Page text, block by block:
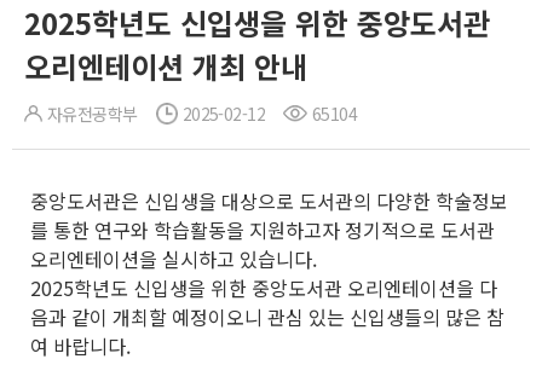
2025학년도 신입생을 위한 중앙도서관
오리엔테이션 개최 안내
자유전공학부 2025-02-12 65104
중앙도서관은 신입생을 대상으로 도서관의 다양한 학술정보
를 통한 연구와 학습활동을 지원하고자 정기적으로 도서관
오리엔테이션을 실시하고 있습니다.
2025학년도 신입생을 위한 중앙도서관 오리엔테이션을 다
음과 같이 개최할 예정이오니 관심 있는 신입생들의 많은 참
여 바랍니다.